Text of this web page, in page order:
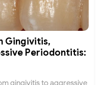
Gingivitis,
Periodontitis:
gingivitis to aggressive